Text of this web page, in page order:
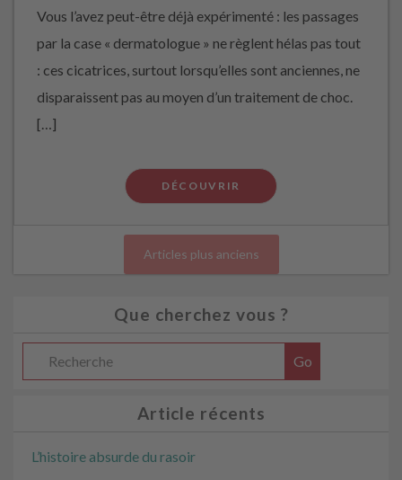
Vous l’avez peut-être déjà expérimenté : les passages
par la case « dermatologue » ne règlent hélas pas tout
: ces cicatrices, surtout lorsqu’elles sont anciennes, ne
disparaissent pas au moyen d’un traitement de choc.
[…]
DÉCOUVRIR
Articles plus anciens
Que cherchez vous ?
Article récents
L’histoire absurde du rasoir